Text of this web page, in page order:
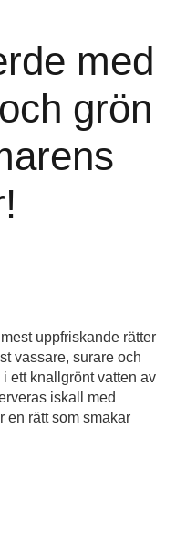
med
grön
uppfriskande rätter
vassare, surare och
ett knallgrönt vatten av
iskall med
en rätt som smakar